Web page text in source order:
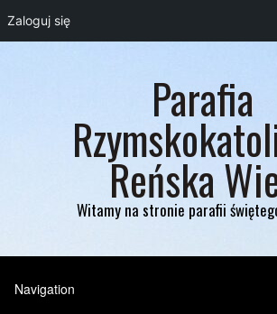
Parafia
Reńska
Witamy na stronie parafii
Zaloguj się